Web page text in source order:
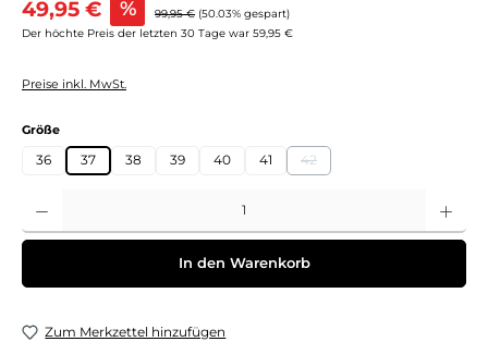
49,95 € % Regulärer Preis:
99,95 € (50.03% gespart)
Der höchte Preis der letzten 30 Tage war 59,95 €
Preise inkl. MwSt.
Größeauswählen
36 37 38 39 40 41 42
(Diese Option ist zurzeit nicht
In den Warenkorb
Zum Merkzettel hinzufügen